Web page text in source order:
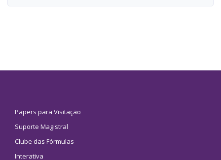
Papers para Visitação
Suporte Magistral
Clube das Fórmulas
Interativa